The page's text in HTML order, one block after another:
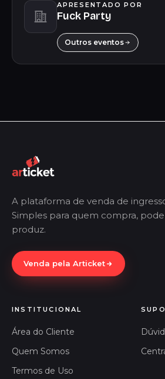
APRESENTADO POR
Fuck Party
Outros eventos
A plataforma de venda de
Simples para quem compra,
produz.
Venda pela Articket
INSTITUCIONAL
Área do Cliente
Quem Somos
Termos de Uso